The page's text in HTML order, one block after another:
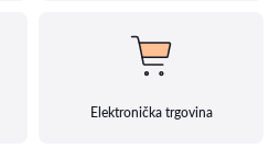
Elektronička trgovina